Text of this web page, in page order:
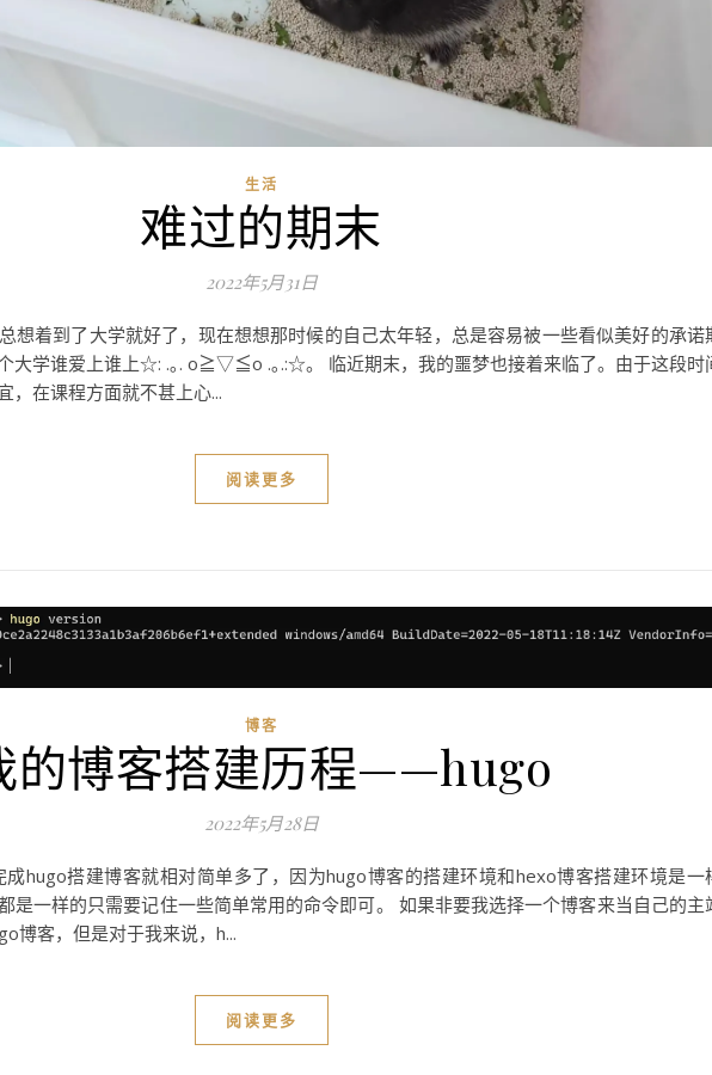
生活
难过的期末
2022年5月31日
想着到了大学就好了，现在想想那时候的自己太年轻，总是容易被一些看似美好的承诺
大学谁爱上谁上☆: .｡. o≧▽≦o .｡.:☆。 临近期末，我的噩梦也接着来临了。由于这段时
，在课程方面就不甚上心...
阅读更多
博客
的博客搭建历程——hugo
2022年5月28日
hugo搭建博客就相对简单多了，因为hugo博客的搭建环境和hexo博客搭建环境是一
是一样的只需要记住一些简单常用的命令即可。 如果非要我选择一个博客来当自己的主
博客，但是对于我来说，h...
阅读更多